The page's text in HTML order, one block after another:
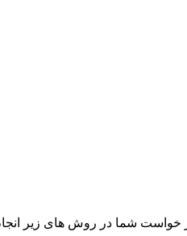
خواست شما در روش های زیر